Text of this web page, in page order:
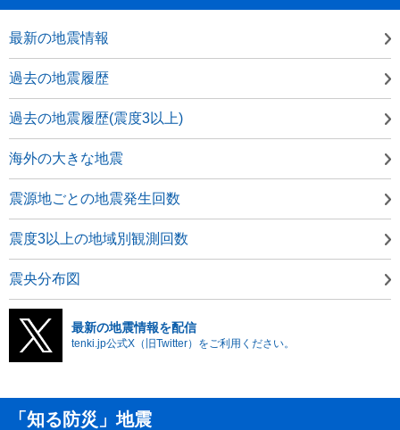
最新の地震情報
過去の地震履歴
過去の地震履歴(震度3以上)
海外の大きな地震
震源地ごとの地震発生回数
震度3以上の地域別観測回数
震央分布図
最新の地震情報を配信
tenki.jp公式X（旧Twitter）をご利用ください。
「知る防災」地震